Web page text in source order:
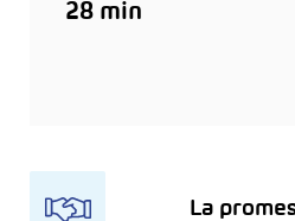
28 min
La